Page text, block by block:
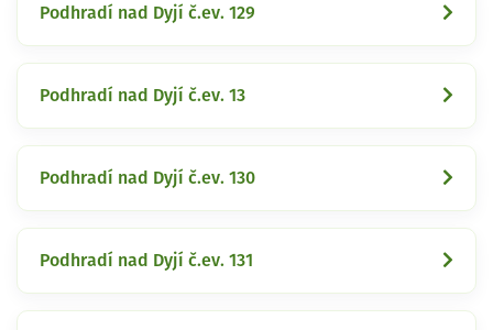
Podhradí nad Dyjí č.ev. 129
Podhradí nad Dyjí č.ev. 13
Podhradí nad Dyjí č.ev. 130
Podhradí nad Dyjí č.ev. 131